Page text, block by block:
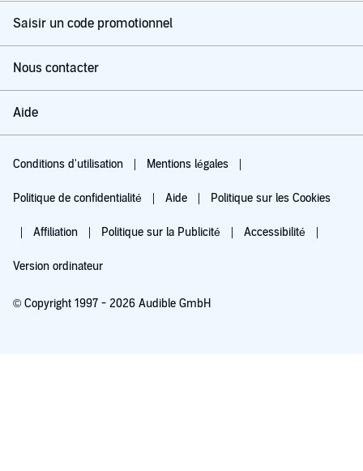
Saisir un code promotionnel
Nous contacter
Aide
Conditions d'utilisation Mentions légales
Politique de confidentialité Aide Politique sur les Cookies
Affiliation Politique sur la Publicité Accessibilité
Version ordinateur
© Copyright 1997 - 2026 Audible GmbH